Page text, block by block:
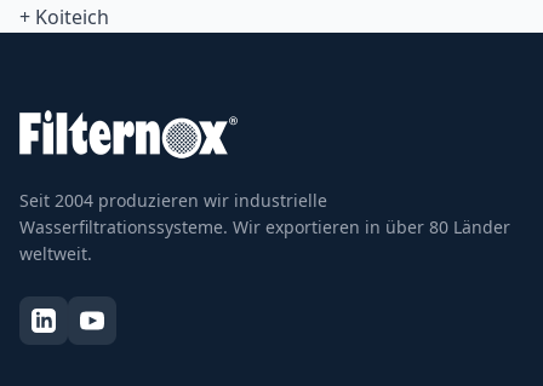
+ Koiteich
Seit 2004 produzieren wir industrielle
Wasserfiltrationssysteme. Wir exportieren in über 80 Länder
weltweit.